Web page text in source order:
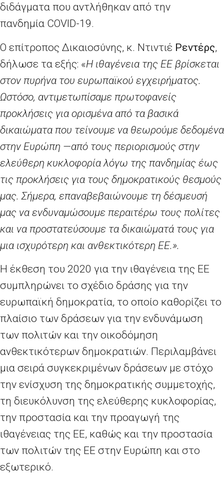
διδάγματα που αντλήθηκαν από την
πανδημία COVID-19.
Ο επίτροπος Δικαιοσύνης, κ. Ντιντιέ Ρεντέρς,
δήλωσε τα εξής: «Η ιθαγένεια της ΕΕ βρίσκεται
στον πυρήνα του ευρωπαϊκού εγχειρήματος.
Ωστόσο, αντιμετωπίσαμε πρωτοφανείς
προκλήσεις για ορισμένα από τα βασικά
δικαιώματα που τείνουμε να θεωρούμε δεδομένα
στην Ευρώπη —από τους περιορισμούς στην
ελεύθερη κυκλοφορία λόγω της πανδημίας έως
τις προκλήσεις για τους δημοκρατικούς θεσμούς
μας. Σήμερα, επαναβεβαιώνουμε τη δέσμευσή
μας να ενδυναμώσουμε περαιτέρω τους πολίτες
και να προστατεύσουμε τα δικαιώματά τους για
μια ισχυρότερη και ανθεκτικότερη ΕΕ.».
Η έκθεση του 2020 για την ιθαγένεια της ΕΕ
συμπληρώνει το σχέδιο δράσης για την
ευρωπαϊκή δημοκρατία, το οποίο καθορίζει το
πλαίσιο των δράσεων για την ενδυνάμωση
των πολιτών και την οικοδόμηση
ανθεκτικότερων δημοκρατιών. Περιλαμβάνει
μια σειρά συγκεκριμένων δράσεων με στόχο
την ενίσχυση της δημοκρατικής συμμετοχής,
τη διευκόλυνση της ελεύθερης κυκλοφορίας,
την προστασία και την προαγωγή της
ιθαγένειας της ΕΕ, καθώς και την προστασία
των πολιτών της ΕΕ στην Ευρώπη και στο
εξωτερικό.